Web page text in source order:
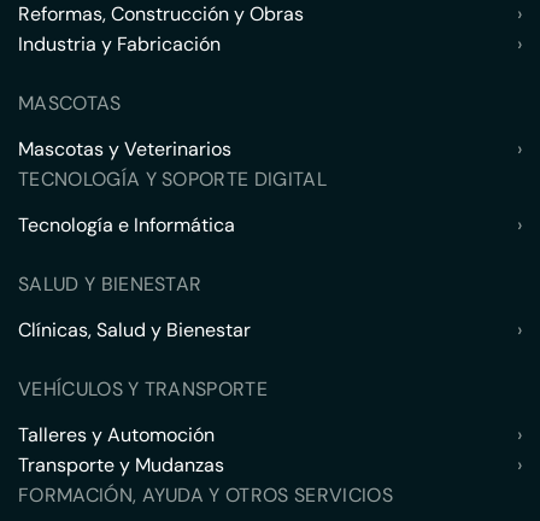
Reformas, Construcción y Obras
›
Industria y Fabricación
›
MASCOTAS
Mascotas y Veterinarios
›
TECNOLOGÍA Y SOPORTE DIGITAL
Tecnología e Informática
›
SALUD Y BIENESTAR
Clínicas, Salud y Bienestar
›
VEHÍCULOS Y TRANSPORTE
Talleres y Automoción
›
Transporte y Mudanzas
›
FORMACIÓN, AYUDA Y OTROS SERVICIOS